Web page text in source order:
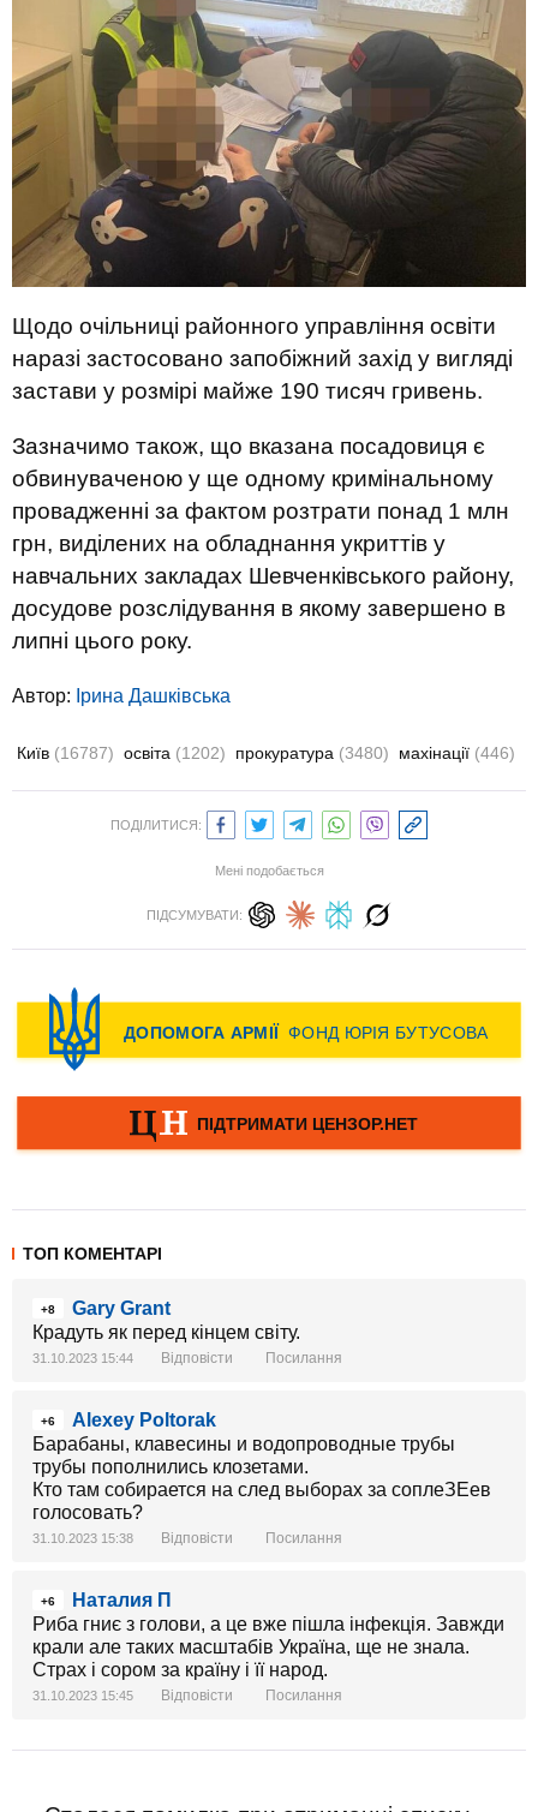
Щодо очільниці районного управління освіти
наразі застосовано запобіжний захід у вигляді
застави у розмірі майже 190 тисяч гривень.
Зазначимо також, що вказана посадовиця є
обвинуваченою у ще одному кримінальному
провадженні за фактом розтрати понад 1 млн
грн, виділених на обладнання укриттів у
навчальних закладах Шевченківського району,
досудове розслідування в якому завершено в
липні цього року.
Автор: Ірина Дашківська
Київ (16787) освіта (1202) прокуратура (3480) махінації (446)
ПОДІЛИТИСЯ:
Мені подобається
ПІДСУМУВАТИ:
ТОП КОМЕНТАРІ
+8
Gary Grant
Крадуть як перед кінцем світу.
31.10.2023 15:44 Відповісти Посилання
+6
Alexey Poltorak
Барабаны, клавесины и водопроводные трубы
трубы пополнились клозетами.
Кто там собирается на след выборах за соплеЗЕев
голосовать?
31.10.2023 15:38 Відповісти Посилання
+6
Наталия П
Риба гниє з голови, а це вже пішла інфекція. Завжди
крали але таких масштабів Україна, ще не знала.
Страх і сором за країну і її народ.
31.10.2023 15:45 Відповісти Посилання